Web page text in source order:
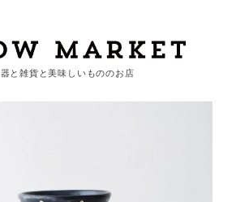
器と雑貨と美味しいもののお店